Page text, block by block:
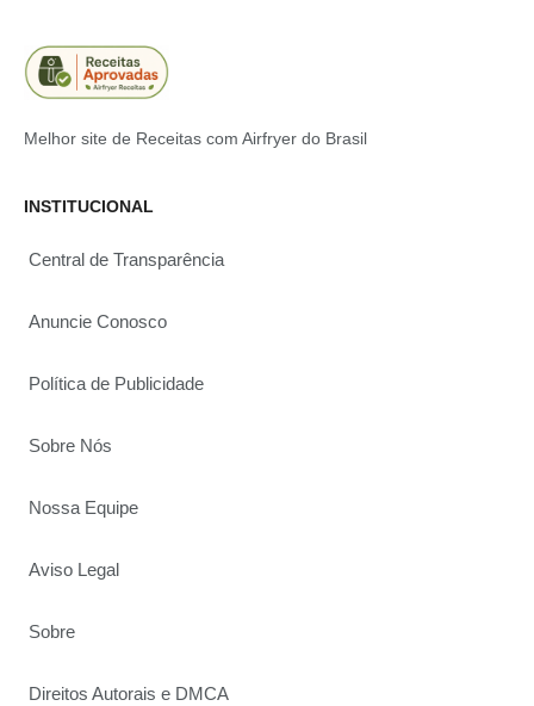
Melhor site de Receitas com Airfryer do Brasil
INSTITUCIONAL
Central de Transparência
Anuncie Conosco
Política de Publicidade
Sobre Nós
Nossa Equipe
Aviso Legal
Sobre
Direitos Autorais e DMCA